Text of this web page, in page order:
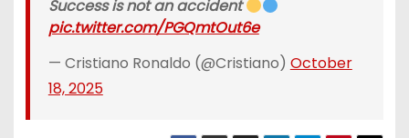
Success is not an accident
pic.twitter.com/PGQmtOut6e
— Cristiano Ronaldo (@Cristiano) October
18, 2025